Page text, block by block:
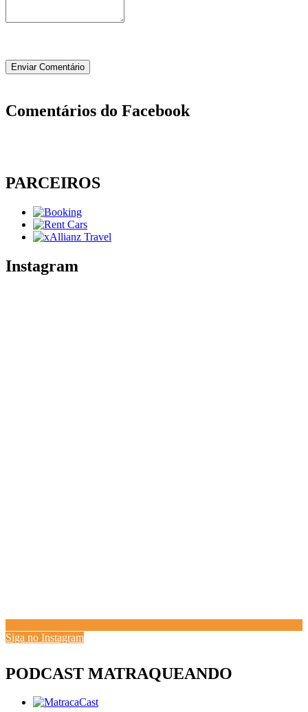
Comentários do Facebook
PARCEIROS
Instagram
Siga no Instagram
PODCAST MATRAQUEANDO